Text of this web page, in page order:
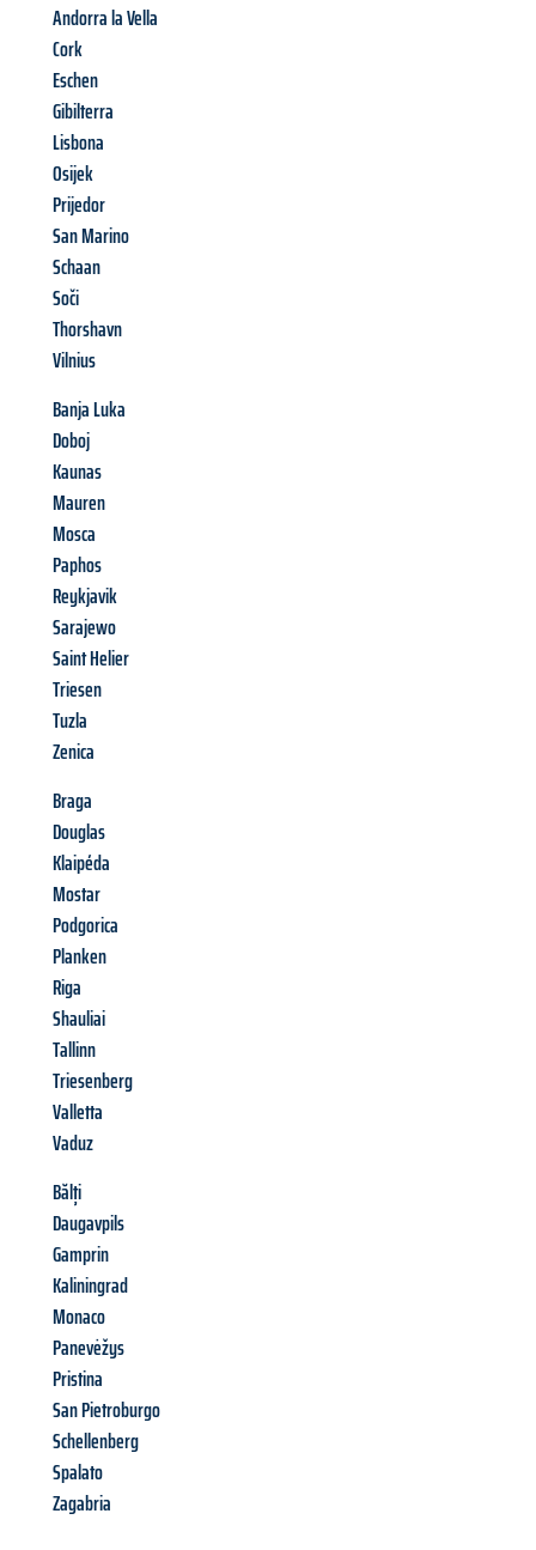
Andorra la Vella
Cork
Eschen
Gibilterra
Lisbona
Osijek
Prijedor
San Marino
Schaan
Soči
Thorshavn
Vilnius
Banja Luka
Doboj
Kaunas
Mauren
Mosca
Paphos
Reykjavik
Sarajewo
Saint Helier
Triesen
Tuzla
Zenica
Braga
Douglas
Klaipéda
Mostar
Podgorica
Planken
Riga
Shauliai
Tallinn
Triesenberg
Valletta
Vaduz
Bălți
Daugavpils
Gamprin
Kaliningrad
Monaco
Panevėžys
Pristina
San Pietroburgo
Schellenberg
Spalato
Zagabria